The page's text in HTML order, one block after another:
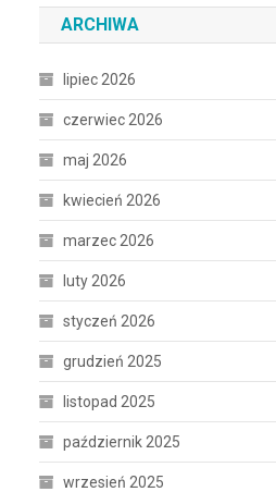
ARCHIWA
lipiec 2026
czerwiec 2026
maj 2026
kwiecień 2026
marzec 2026
luty 2026
styczeń 2026
grudzień 2025
listopad 2025
październik 2025
wrzesień 2025